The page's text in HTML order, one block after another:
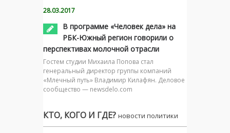
28.03.2017
В программе «Человек дела» на
РБК-Южный регион говорили о
перспективах молочной отрасли
Гостем студии Михаила Попова стал
генеральный директор группы компаний
«Млечный путь» Владимир Килафян. Деловое
сообщество — newsdelo.com
КТО, КОГО И ГДЕ? новости политики